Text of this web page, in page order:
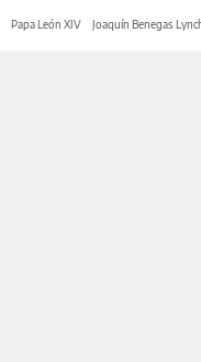
Papa León XIV Joaquín Benegas